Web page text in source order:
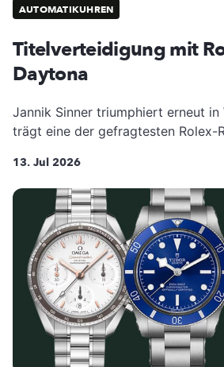
AUTOMATIKUHREN
Titelverteidigung mit
Daytona
Jannik Sinner triumphiert erneut in
trägt eine der gefragtesten Rolex-
13. Jul 2026